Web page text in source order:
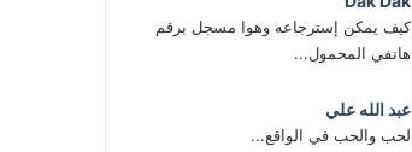
كيف يمكن إسترجاعه وهوا مسجل برقم
هاتفي المحمول...
عبد الله علي
لحب والحب في الواقع...